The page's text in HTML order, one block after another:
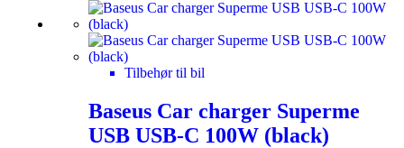
Tilbehør til bil
Baseus Car charger Superme
USB USB-C 100W (black)